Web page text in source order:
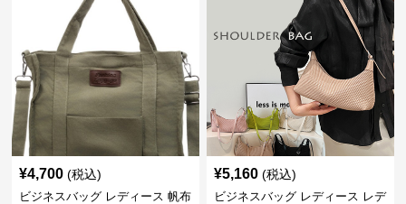
¥4,700 (税込)
ビジネスバッグ レディース 帆布
¥5,160 (税込)
ビジネスバッグ レディース レデ